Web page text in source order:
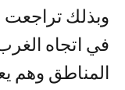
وبذلك تراجعت
في اتجاه
المناطق وهم